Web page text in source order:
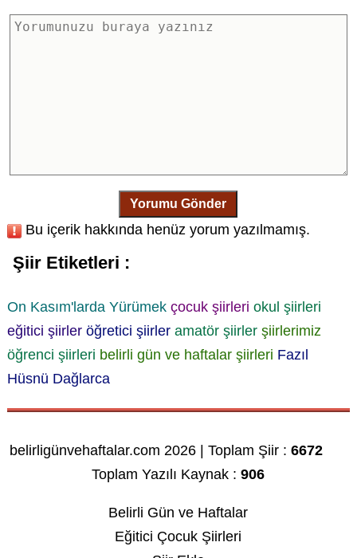
Yorumu Gönder
Bu içerik hakkında henüz yorum yazılmamış.
Şiir Etiketleri :
On Kasım'larda Yürümek çocuk şiirleri okul şiirleri
eğitici şiirler öğretici şiirler amatör şiirler şiirlerimiz
öğrenci şiirleri belirli gün ve haftalar şiirleri Fazıl
Hüsnü Dağlarca
belirligünvehaftalar.com 2026 | Toplam Şiir :6672
Toplam Yazılı Kaynak :906
Belirli Gün ve Haftalar
Eğitici Çocuk Şiirleri